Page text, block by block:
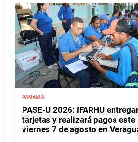
PANAMÁ
PASE-U 2026: IFARHU
tarjetas y realizará pagos este
viernes 7 de agosto en